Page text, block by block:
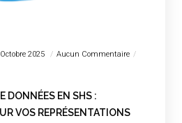
2025
Aucun Commentaire
DONNÉES EN SHS :
VOS REPRÉSENTATIONS